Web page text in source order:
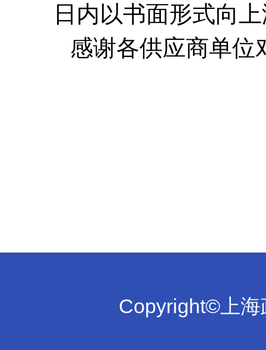
日内以书面形式向
感谢各供应商单位
Copyright©上